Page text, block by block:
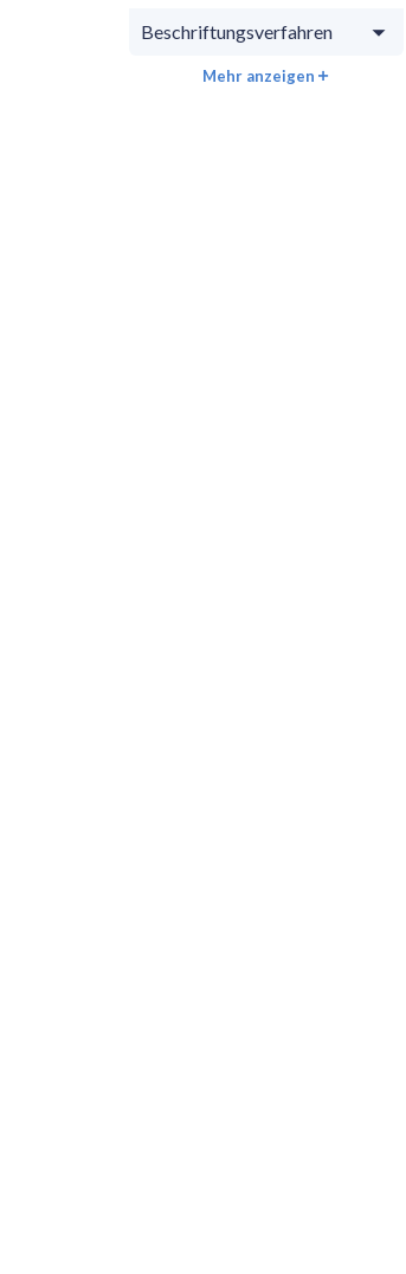
Beschriftungsverfahren
Mehr anzeigen